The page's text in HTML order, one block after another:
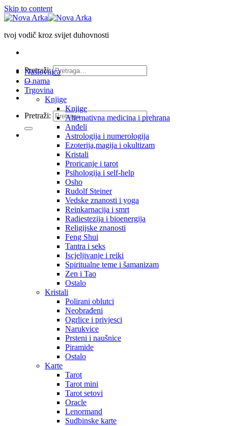
Skip to content
tvoj vodič kroz svijet duhovnosti
Pretraži:
Pretraži:
Naslovnica
O nama
Trgovina
Knjige
Knjige
Alternativna medicina i prehrana
Anđeli
Astrologija i numerologija
Ezoterija,magija i okultizam
Kristali
Proricanje i tarot
Psihologija i self-help
Osho
Rudolf Steiner
Vedske znanosti i yoga
Reinkarnacija i smrt
Radiestezija i bioenergija
Religijske znanosti
Feng Shui
Tantra i seks
Iscjeljivanje i reiki
Spiritualne teme i šamanizam
Zen i Tao
Ostalo
Kristali
Polirani oblutci
Neobrađeni
Ogrlice i privjesci
Narukvice
Prsteni i naušnice
Piramide
Ostalo
Karte
Tarot
Tarot mini
Tarot setovi
Oracle
Lenormand
Sudbinske karte